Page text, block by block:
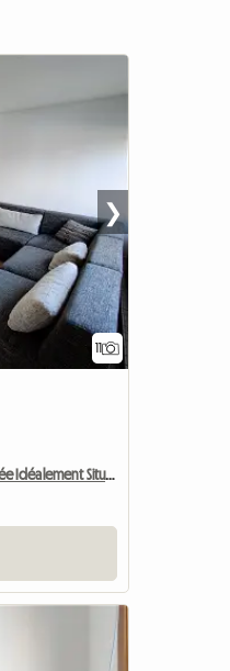
11
❯
GOOD VIBES | Colocation 100% Rénovée Idéalement Située 1